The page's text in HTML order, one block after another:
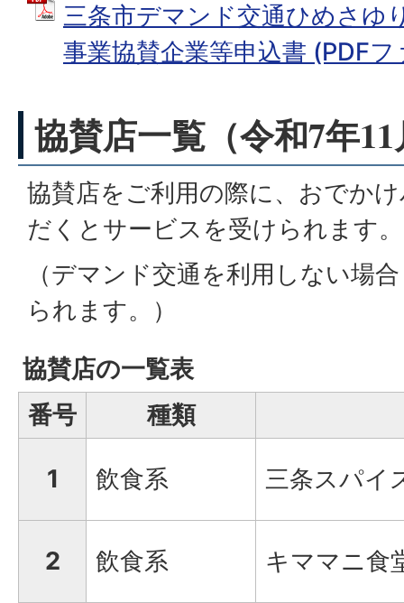
三条市デマンド交通ひめさゆ
事業協賛企業等申込書 (PDFフ
協賛店一覧（令和7年
協賛店をご利用の際に、おでか
だくとサービスを受けられます。
（デマンド交通を利用しない場
られます。）
協賛店の一覧表
番号
種類
1 飲食系 三条スパイ
2 飲食系 キママニ食